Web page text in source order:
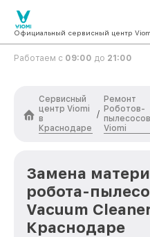
Официальный сервисный центр
Работаем с 09:00 до 21:00
Сервисный
центр Viomi
в
Краснодаре
/
Ремонт
Роботов-
пылесосов
Viomi
Замена
робота-
Vacuum
Краснодаре